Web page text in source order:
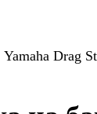
Drag